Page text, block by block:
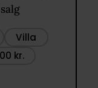
Villa
kr.